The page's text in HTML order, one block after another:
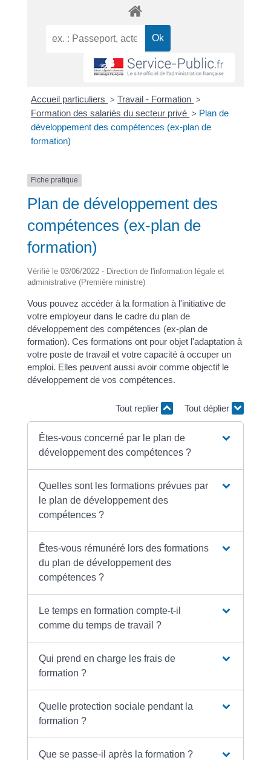
Accueil particuliers > Travail - Formation >
Formation des salariés du secteur privé > Plan de
développement des compétences (ex-plan de
formation)
Fiche pratique
Plan de développement des
compétences (ex-plan de
formation)
Vérifié le 03/06/2022 - Direction de l'information légale et
administrative (Première ministre)
Vous pouvez accéder à la formation à l'initiative de
votre employeur dans le cadre du plan de
développement des compétences (ex-plan de
formation). Ces formations ont pour objet l'adaptation à
votre poste de travail et votre capacité à occuper un
emploi. Elles peuvent aussi avoir comme objectif le
développement de vos compétences.
Tout replier Tout déplier
Êtes-vous concerné par le plan de
développement des compétences ?
Quelles sont les formations prévues par
le plan de développement des
compétences ?
Êtes-vous rémunéré lors des formations
du plan de développement des
compétences ?
Le temps en formation compte-t-il
comme du temps de travail ?
Qui prend en charge les frais de
formation ?
Quelle protection sociale pendant la
formation ?
Que se passe-il après la formation ?